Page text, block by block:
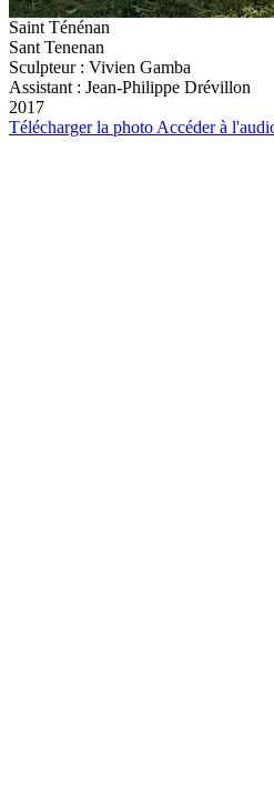
Saint Ténénan
Sant Tenenan
Sculpteur : Vivien Gamba
Assistant : Jean-Philippe Drévillon
2017
Télécharger la photo Accéder à